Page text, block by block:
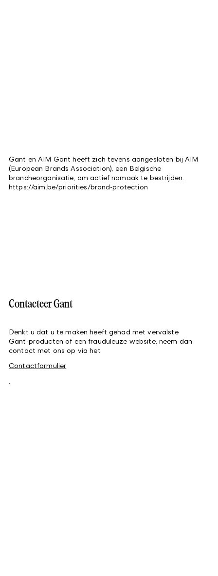
Gant en AIM Gant heeft zich tevens aangesloten bij AIM
(European Brands Association), een Belgische
brancheorganisatie, om actief namaak te bestrijden.
https://aim.be/priorities/brand-protection
Contacteer Gant
Denkt u dat u te maken heeft gehad met vervalste
Gant‑producten of een frauduleuze website, neem dan
contact met ons op via het
Contactformulier